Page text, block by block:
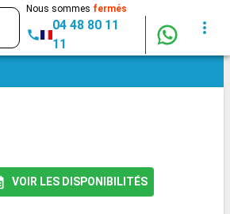
Nous sommes fermés
04 48 80 11
11
VOIR LES DISPONIBILITÉS